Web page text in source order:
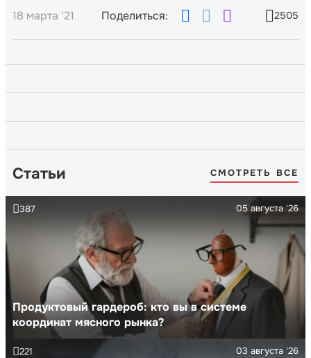
18 марта '21 Поделиться: 2505
Статьи СМОТРЕТЬ ВСЕ
Продуктовый гардероб: кто вы в системе
координат мясного рынка?
05 августа '26
387
03 августа '26
221